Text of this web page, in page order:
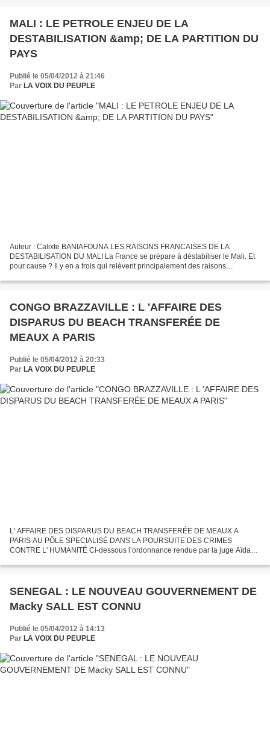
MALI : LE PETROLE ENJEU DE LA
DESTABILISATION &amp; DE LA PARTITION DU
PAYS
Publié le 05/04/2012 à 21:46
Par LA VOIX DU PEUPLE
Auteur : Calixte BANIAFOUNA LES RAISONS FRANCAISES DE LA
DESTABILISATION DU MALI La France se prépare à déstabiliser le Mali. Et
pour cause ? Il y en a trois qui relèvent principalement des raisons
CONGO BRAZZAVILLE : L 'AFFAIRE DES
DISPARUS DU BEACH TRANSFERÉE DE
MEAUX A PARIS
Publié le 05/04/2012 à 20:33
Par LA VOIX DU PEUPLE
L' AFFAIRE DES DISPARUS DU BEACH TRANSFERÉE DE MEAUX A
PARIS AU PÔLE SPECIALISÉ DANS LA POURSUITE DES CRIMES
CONTRE L' HUMANITÉ Ci-dessous l’ordonnance rendue par la juge Aïda
dans...
SENEGAL : LE NOUVEAU GOUVERNEMENT DE
Macky SALL EST CONNU
Publié le 05/04/2012 à 14:13
Par LA VOIX DU PEUPLE